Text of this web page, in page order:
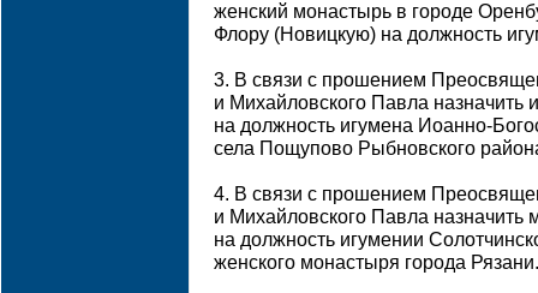
женский монастырь в городе
Флору (Новицкую) на должность
3. В связи с прошением
и Михайловского Павла
на должность игумена Иоанно-
села Пощупово Рыбновского
4. В связи с прошением
и Михайловского Павла
на должность игумении
женского монастыря города Рязани.